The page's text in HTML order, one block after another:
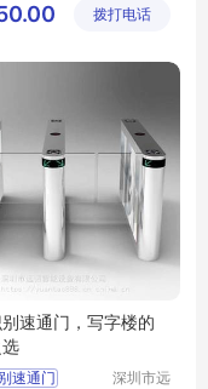
功能一体机
限公司
拨打电话
别速通门，写字楼的
速通门
深圳市远